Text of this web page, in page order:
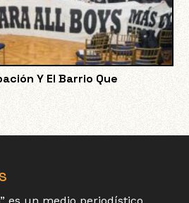
Y El Barrio Que